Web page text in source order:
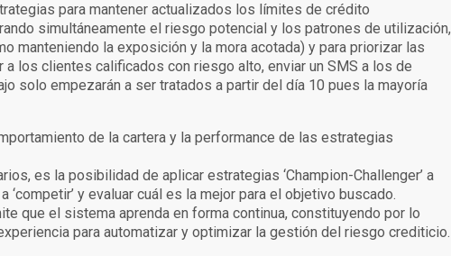
para mantener actualizados los límites de crédito
simultáneamente el riesgo potencial y los patrones de utilización,
manteniendo la exposición y la mora acotada) y para priorizar las
los clientes calificados con riesgo alto, enviar un SMS a los de
solo empezarán a ser tratados a partir del día 10 pues la mayoría
de la cartera y la performance de las estrategias
es la posibilidad de aplicar estrategias ‘Champion-Challenger’ a
y evaluar cuál es la mejor para el objetivo buscado.
que el sistema aprenda en forma continua, constituyendo por lo
para automatizar y optimizar la gestión del riesgo crediticio.